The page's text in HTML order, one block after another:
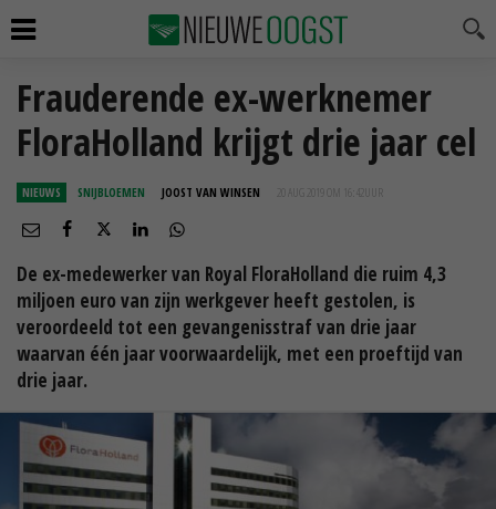
Frauderende ex-werknemer
FloraHolland krijgt drie jaar cel
NIEUWS SNIJBLOEMEN JOOST VAN WINSEN 20 AUG 2019 OM 16:42
De ex-medewerker van Royal FloraHolland die ruim 4,3
miljoen euro van zijn werkgever heeft gestolen, is
veroordeeld tot een gevangenisstraf van drie jaar
waarvan één jaar voorwaardelijk, met een proeftijd van
drie jaar.